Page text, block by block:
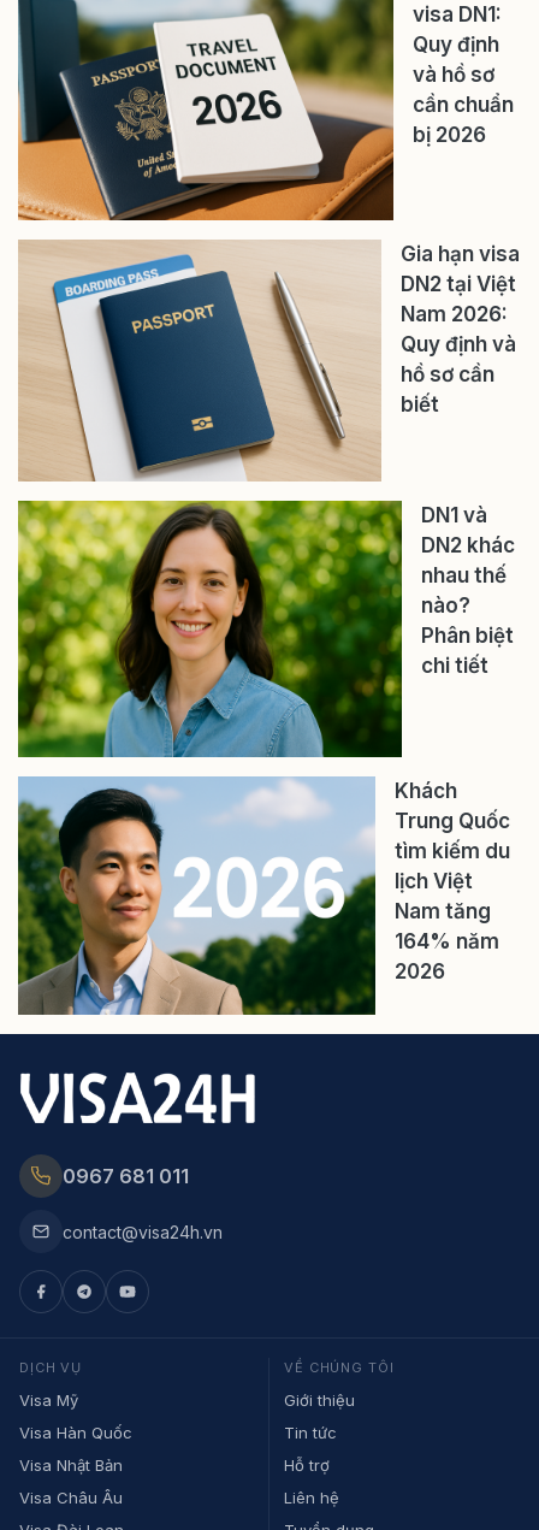
visa DN1:
Quy định
và hồ sơ
cần chuẩn
bị 2026
Gia hạn visa
DN2 tại Việt
Nam 2026:
Quy định và
hồ sơ cần
biết
DN1 và
DN2 khác
nhau thế
nào?
Phân biệt
chi tiết
Khách
Trung Quốc
tìm kiếm du
lịch Việt
Nam tăng
164% năm
2026
0967 681 011
contact@visa24h.vn
DỊCH VỤ
Visa Mỹ
Visa Hàn Quốc
Visa Nhật Bản
Visa Châu Âu
VỀ CHÚNG TÔI
Giới thiệu
Tin tức
Hỗ trợ
Liên hệ